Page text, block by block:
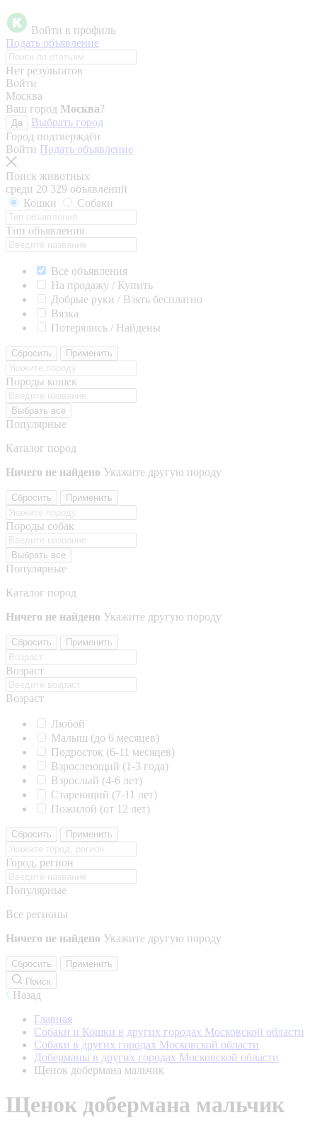
Войти в профиль
Подать объявление
Нет результатов
Войти
Москва
Ваш город Москва?
Да
Выбрать город
Город подтверждён
Войти Подать объявление
Поиск животных
среди 20 329 объявлений
Кошки
Собаки
Тип объявления
Все объявления
На продажу / Купить
Добрые руки / Взять бесплатно
Вязка
Потерялись / Найдены
Сбросить Применить
Породы кошек
Выбрать все
Популярные
Каталог пород
Ничего не найдено Укажите другую породу
Сбросить Применить
Породы собак
Выбрать все
Популярные
Каталог пород
Ничего не найдено Укажите другую породу
Сбросить Применить
Возраст
Возраст
Любой
Малыш (до 6 месяцев)
Подросток (6-11 месяцев)
Взрослеющий (1-3 года)
Взрослый (4-6 лет)
Стареющий (7-11 лет)
Пожилой (от 12 лет)
Сбросить Применить
Город, регион
Популярные
Все регионы
Ничего не найдено Укажите другую породу
Сбросить
Применить
Поиск
Назад
Главная
Собаки и Кошки в других городах Московской области
Собаки в других городах Московской области
Доберманы в других городах Московской области
Щенок добермана мальчик
Щенок добермана мальчик